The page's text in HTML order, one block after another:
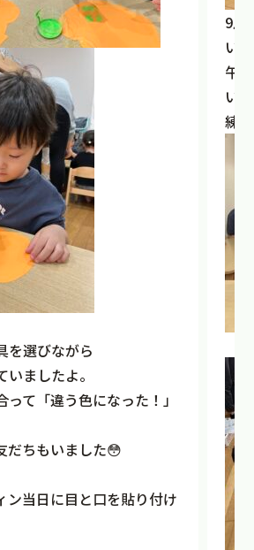
を選びながら
ましたよ。
て「違う色になった！」
だちもいました😳
ン当日に目と口を貼り付け
9月
い
午
い
練